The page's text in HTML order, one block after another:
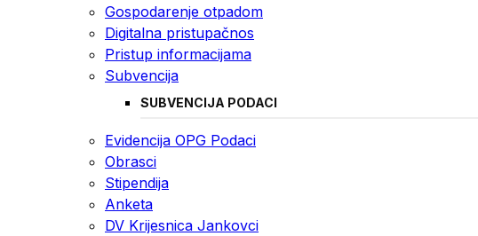
Gospodarenje otpadom
Digitalna pristupačnos
Pristup informacijama
Subvencija
SUBVENCIJA PODACI
Evidencija OPG Podaci
Obrasci
Stipendija
Anketa
DV Krijesnica Jankovci